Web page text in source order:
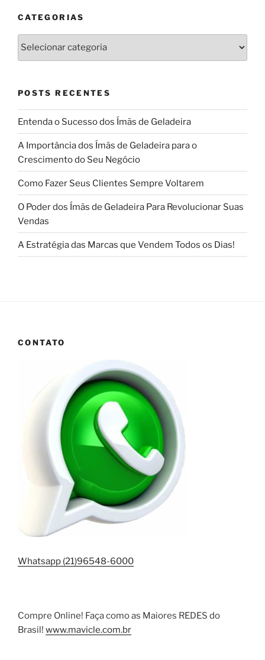
CATEGORIAS
Categorias
POSTS RECENTES
Entenda o Sucesso dos Ímãs de Geladeira
A Importância dos Ímãs de Geladeira para o
Crescimento do Seu Negócio
Como Fazer Seus Clientes Sempre Voltarem
O Poder dos Ímãs de Geladeira Para Revolucionar Suas
Vendas
A Estratégia das Marcas que Vendem Todos os Dias!
CONTATO
Whatsapp (21)96548-6000
Compre Online! Faça como as Maiores REDES do
Brasil! www.mavicle.com.br